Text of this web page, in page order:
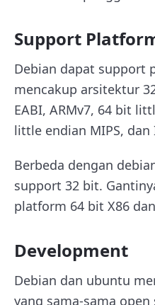
Support
Debian dapat support
mencakup arsitektur
EABI, ARMv7, 64 bit
little endian MIPS, dan
Berbeda dengan
support 32 bit.
platform 64 bit X86
Development
Debian dan ubuntu
yang sama-sama open